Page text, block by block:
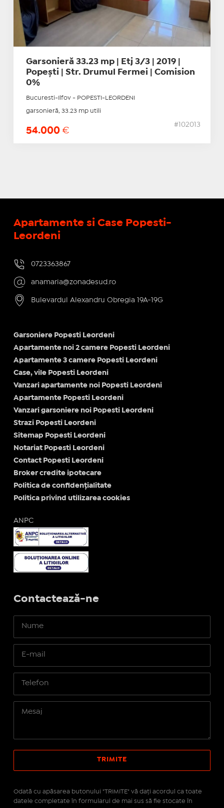
Garsonieră 33.23 mp | Etj 3/3 | 2019 |
Popești | Str. Drumul Fermei | Comision
0%
Bucuresti-Ilfov - POPESTI-LEORDENI
garsonieră, 33.23 mp utili
54.000 €
#102013
Apartamente si Case Popesti-
Leordeni
0723363867
anamaria@zonadesud.ro
Bulevardul Alexandru Obregia 19A-19G
Garsoniere Popesti Leordeni
Apartamente noi 2 camere Popesti Leordeni
Apartamente 3 camere Popesti Leordeni
Case, vile Popesti Leordeni
Vanzari apartamente noi Popesti Leordeni
Apartamente Popesti Leordeni
Vanzari garsoniere noi Popesti Leordeni
Strazi Popesti Leordeni
Sitemap Popesti Leordeni
Notariat Popesti Leordeni
Contact Popesti Leordeni
Broker credite ipotecare
Politica de confidențialitate
Politica privind utilizarea cookies
ANPC
Contactează-ne
Odată cu apăsarea butonului "TRIMITE" vă daţi acordul ca toate
datele completate în formularul de mai sus să fie stocate în